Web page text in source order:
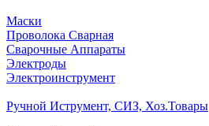
Маски
Проволока Сварная
Сварочные Аппараты
Электроды
Электроинструмент
Ручной Иструмент, СИЗ, Хоз.Товары